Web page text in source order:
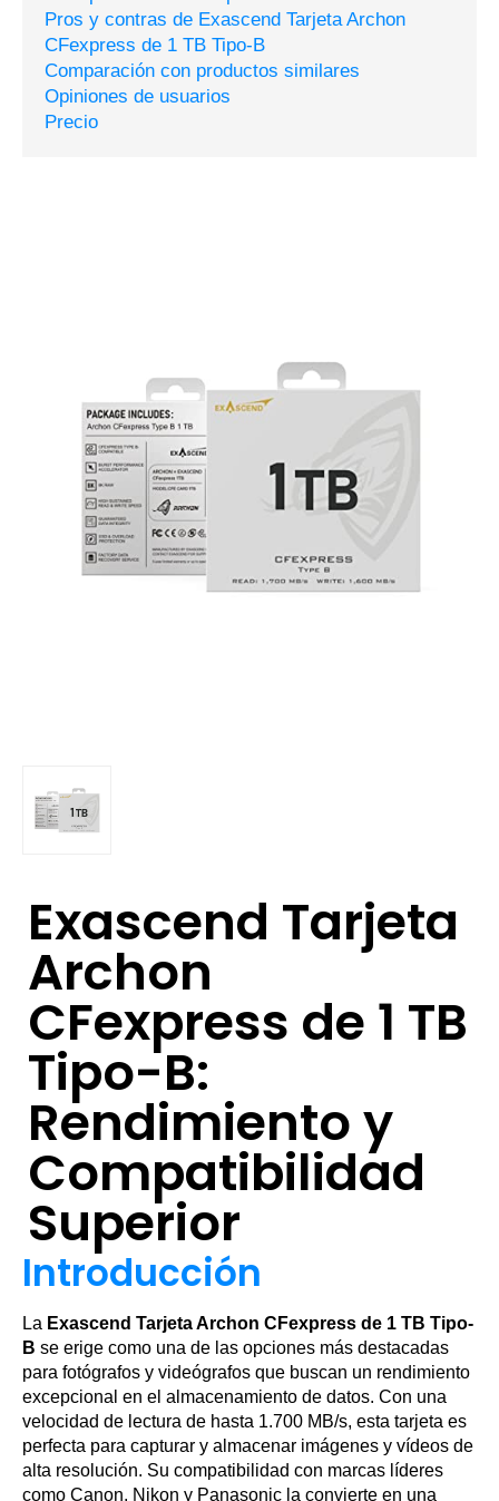
Pros y contras de Exascend Tarjeta Archon
CFexpress de 1 TB Tipo-B
Comparación con productos similares
Opiniones de usuarios
Precio
Exascend Tarjeta
Archon
CFexpress de 1 TB
Tipo-B:
Rendimiento y
Compatibilidad
Superior
Introducción
La Exascend Tarjeta Archon CFexpress de 1 TB Tipo-
B se erige como una de las opciones más destacadas
para fotógrafos y videógrafos que buscan un rendimiento
excepcional en el almacenamiento de datos. Con una
velocidad de lectura de hasta 1.700 MB/s, esta tarjeta es
perfecta para capturar y almacenar imágenes y vídeos de
alta resolución. Su compatibilidad con marcas líderes
como Canon, Nikon y Panasonic la convierte en una